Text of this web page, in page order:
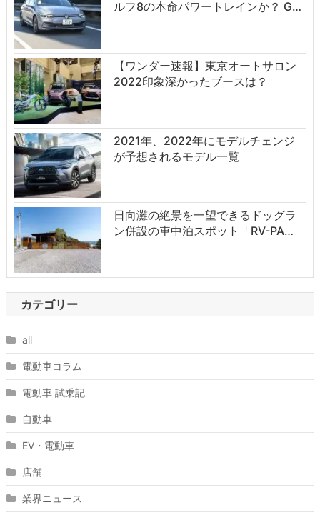
ルフ8の本命パワートレインか？ G…
【ワンダー速報】東京オートサロン
2022印象深かったブースは？
2021年、2022年にモデルチェンジ
が予想されるモデル一覧
日向灘の絶景を一望できるドッグラ
ン併設の車中泊スポット「RV-PA…
カテゴリー
all
電動車コラム
電動車 試乗記
自動車
EV・電動車
店舗
業界ニュース